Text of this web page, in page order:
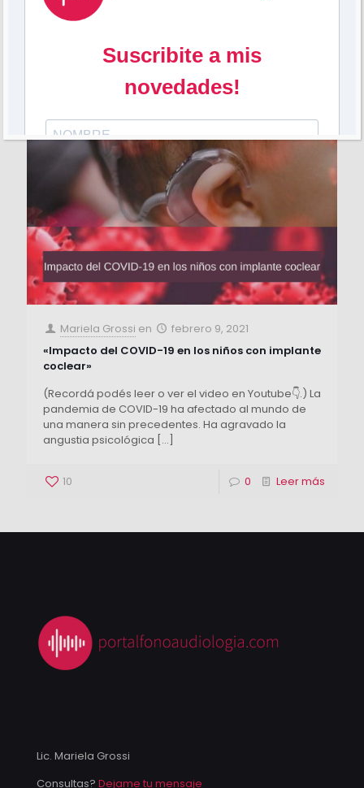
Mariela Grossi en
febrero 9, 2021
«Impacto del COVID-19 en los niños con implante
coclear»
(Recordá podés leer o ver el video en Youtube👇.) La
pandemia de COVID-19 ha afectado al mundo de
una manera sin precedentes. Ha agravado la
angustia psicológica […]
10 0 Leer más
Lic. Mariela Grossi
Consultas? Dejame tu mensaje